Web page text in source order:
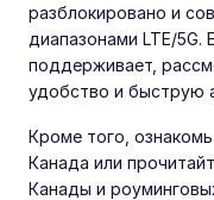
разблокировано и
диапазонами LTE/5G.
поддерживает,
удобство и быструю
Кроме того,
Канада или
Канады и